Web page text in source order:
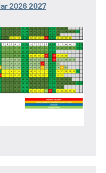
2026 2027